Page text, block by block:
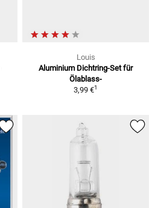
Louis
Aluminium Dichtring-Set für
Ölablass-
3,99 €1